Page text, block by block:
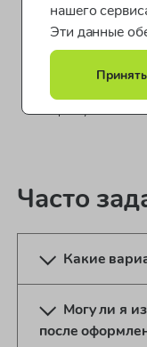
Next / Полукеды для
артикул:
Часто
Какие
Могу ли я
после
нашего
Эти данные
Принять